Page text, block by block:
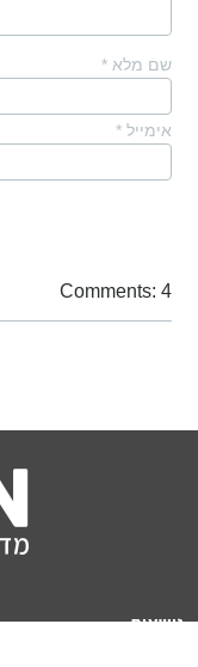
שם מלא *
אימייל *
Comments: 4
נושאים